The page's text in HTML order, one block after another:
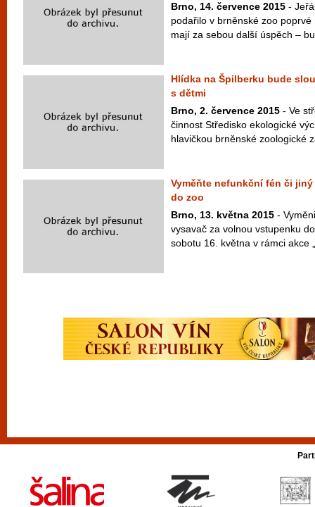
Brno, 14. července 2015 -
podařilo v brněnské zoo
mají za sebou další úspěch –
Hlídka na Špilberku bude
s dětmi
Brno, 2. července 2015 - Ve
činnost Středisko ekologické
hlavičkou brněnské zoologické
Vyměňte nefunkční fén či
do zoo
Brno, 13. května 2015 -
vysavač za volnou vstupenku
sobotu 16. května v rámci akce